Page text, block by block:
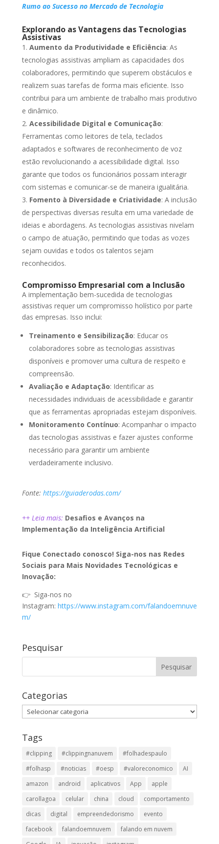
Rumo ao Sucesso no Mercado de Tecnologia
Explorando as Vantagens das Tecnologias
Assistivas
Aumento da Produtividade e Eficiência: As
tecnologias assistivas ampliam as capacidades dos
colaboradores, permitindo que superem obstáculos e
realizem suas tarefas de forma mais eficiente. Isso
contribui para um ambiente de trabalho mais produtivo
e dinâmico.
Acessibilidade Digital e Comunicação:
Ferramentas como leitores de tela, teclados
adaptados e softwares de reconhecimento de voz
estão revolucionando a acessibilidade digital. Isso
garante que todos os funcionários possam interagir
com sistemas e comunicar-se de maneira igualitária.
Fomento à Diversidade e Criatividade: A inclusão
de perspectivas diversas resulta em uma variedade de
ideias e abordagens. As tecnologias assistivas nivelam
o campo de atuação, permitindo que todas as vozes
sejam ouvidas e todos os talentos sejam
reconhecidos.
Compromisso Empresarial com a Inclusão
A implementação bem-sucedida de tecnologias
assistivas requer um compromisso holístico por parte
das empresas. Isso inclui:
Treinamento e Sensibilização: Educar os
colaboradores sobre as tecnologias assistivas
disponíveis e promover uma cultura de respeito e
compreensão.
Avaliação e Adaptação: Identificar as
necessidades individuais de acessibilidade e garantir
que as ferramentas apropriadas estejam disponíveis.
Monitoramento Contínuo: Acompanhar o impacto
das tecnologias assistivas e fazer ajustes conforme
necessário para garantir um ambiente
verdadeiramente inclusivo.
Fonte: https://guiaderodas.com/
++ Leia mais: Desafios e Avanços na
Implementação da Inteligência Artificial
Fique Conectado conosco! Siga-nos nas Redes
Sociais para Mais Novidades Tecnológicas e
Inovação:
👉 Siga-nos no
Instagram: https://www.instagram.com/falandoemnuve
m/
Pesquisar
Categorias
Categorias
Tags
#clipping #clippingnanuvem
#folhadespaulo
#folhasp
#noticias #oesp #valoreconomico
AI
amazon
android aplicativos App
apple
carollagoa
celular china cloud
comportamento
dicas
digital empreendedorismo
evento
facebook
falandoemnuvem
falando em nuvem